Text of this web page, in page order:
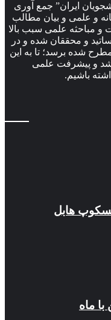
ایران” جمع آوری
و علمی و بیان مطالب
و مباحثه علمی سبب بالا
و محققان شده و در
شده برسد؛ تا به این
و پیشرفت علمی
باشیم.
هابل
ماه